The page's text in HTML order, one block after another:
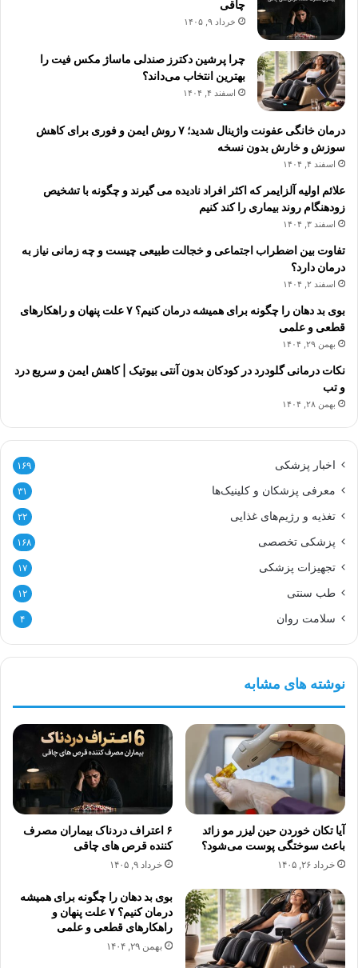
چاقی
خرداد ۹, ۱۴۰۵
چرا پرشین دکترز صندلی ماساژ مکس فیت را
بهترین انتخاب می‌داند؟
اسفند ۴, ۱۴۰۴
درمان خانگی عفونت واژینال شدید؛ ۷ روش ایمن و فوری برای کاهش
سوزش و خارش بدون نسخه
اسفند ۴, ۱۴۰۴
علائم اولیه آلزایمر که اکثر افراد نادیده می گیرند و چگونه با تشخیص
زودهنگام روند بیماری را کند کنیم
اسفند ۳, ۱۴۰۴
تفاوت بین اضطراب اجتماعی و خجالت طبیعی چیست و چه زمانی نیاز به
درمان دارد؟
اسفند ۲, ۱۴۰۴
بوی بد دهان را چگونه برای همیشه درمان کنیم؟ ۷ علت پنهان و راهکارهای
قطعی و علمی
بهمن ۲۹, ۱۴۰۴
نکات درمانی گلودرد در کودکان بدون آنتی بیوتیک | کاهش ایمن و سریع درد
و تب
بهمن ۲۸, ۱۴۰۴
اخبار پزشکی ۱۶۹
معرفی پزشکان و کلینیک‌ها ۳۱
تغذیه و رژیم‌های غذایی ۲۲
پزشکی تخصصی ۱۶۸
تجهیزات پزشکی ۱۷
طب سنتی ۱۲
سلامت روان ۴
نوشته های مشابه
آیا تکان خوردن حین لیزر مو زائد
باعث سوختگی پوست می‌شود؟
خرداد ۲۶, ۱۴۰۵
۶ اعتراف دردناک بیماران مصرف
کننده قرص های چاقی
خرداد ۹, ۱۴۰۵
بوی بد دهان را چگونه برای همیشه
درمان کنیم؟ ۷ علت پنهان و
راهکارهای قطعی و علمی
بهمن ۲۹, ۱۴۰۴